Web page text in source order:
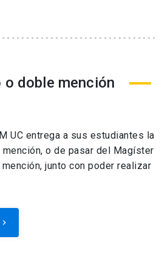
o doble mención
UC entrega a sus estudiantes la
o de pasar del Magíster
junto con poder realizar
keyboard_arrow_right